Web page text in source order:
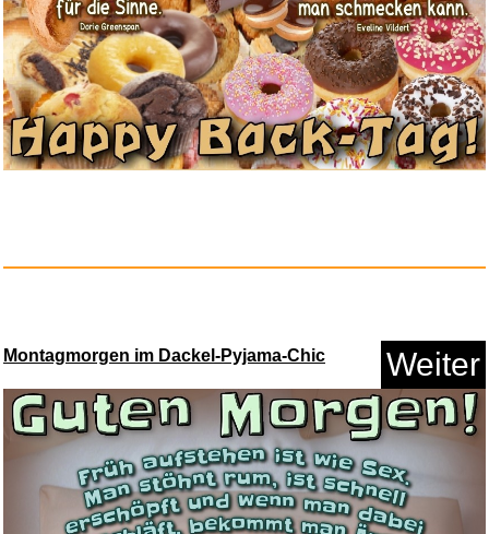
Warmies® Wärmekissen/Sto...
Anzeige
Pecan Research...
Anzeige
Montagmorgen im Dackel-Pyjama-Chic Weiter